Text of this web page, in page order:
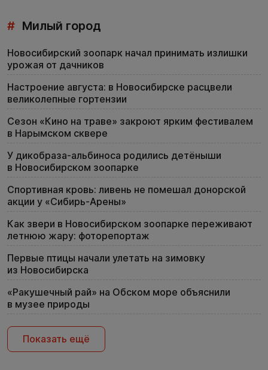
# Милый город
Новосибирский зоопарк начал принимать излишки
урожая от дачников
Настроение августа: в Новосибирске расцвели
великолепные гортензии
Сезон «Кино на траве» закроют ярким фестивалем
в Нарымском сквере
У дикобраза-альбиноса родились детёныши
в Новосибирском зоопарке
Спортивная кровь: ливень не помешал донорской
акции у «Сибирь-Арены»
Как звери в Новосибирском зоопарке переживают
летнюю жару: фоторепортаж
Первые птицы начали улетать на зимовку
из Новосибирска
«Ракушечный рай» на Обском море объяснили
в музее природы
Показать ещё